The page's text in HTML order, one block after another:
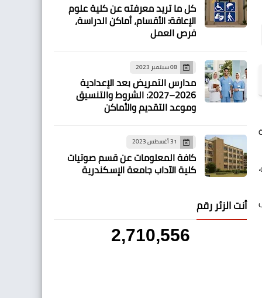
كل ما تريد معرفته عن كلية علوم
الإعاقة: الأقسام، أماكن الدراسة،
فرص العمل
08 سبتمبر 2023
مدارس التمريض بعد الإعدادية
2026–2027: الشروط والتنسيق
وموعد التقديم والأماكن
31 أغسطس 2023
كافة المعلومات عن قسم صوتيات
كلية الآداب جامعة الإسكندرية
أنت الزئر رقم
2,710,556